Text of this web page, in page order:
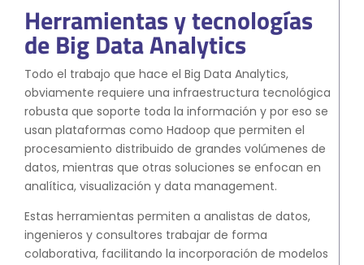
Herramientas y tecnologías
de Big Data Analytics
Todo el trabajo que hace el Big Data Analytics,
obviamente requiere una infraestructura tecnológica
robusta que soporte toda la información y por eso se
usan plataformas como Hadoop que permiten el
procesamiento distribuido de grandes volúmenes de
datos, mientras que otras soluciones se enfocan en
analítica, visualización y data management.
Estas herramientas permiten a analistas de datos,
ingenieros y consultores trabajar de forma
colaborativa, facilitando la incorporación de modelos